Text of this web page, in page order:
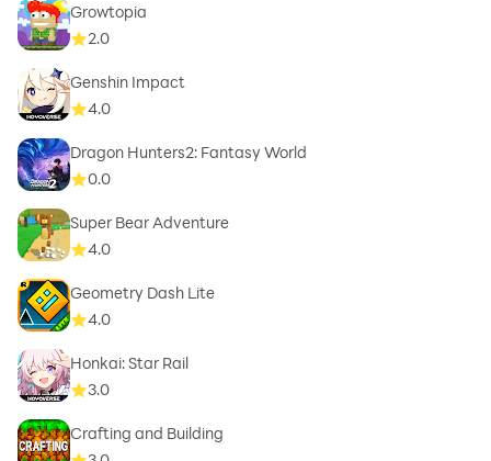
Growtopia
2.0
Genshin Impact
4.0
Dragon Hunters2: Fantasy World
0.0
Super Bear Adventure
4.0
Geometry Dash Lite
4.0
Honkai: Star Rail
3.0
Crafting and Building